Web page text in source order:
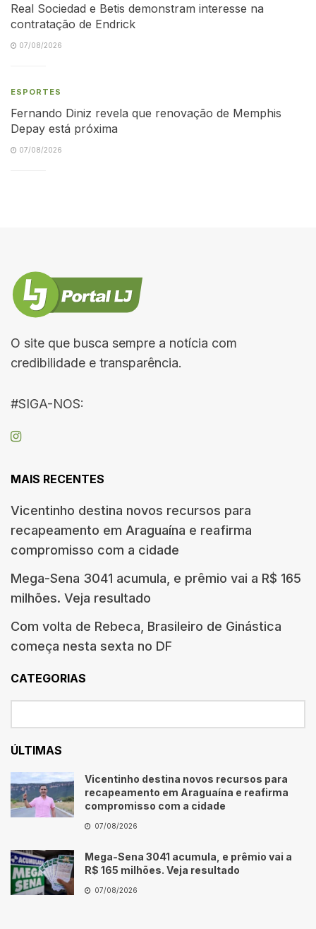
Real Sociedad e Betis demonstram interesse na
contratação de Endrick
07/08/2026
ESPORTES
Fernando Diniz revela que renovação de Memphis
Depay está próxima
07/08/2026
O site que busca sempre a notícia com
credibilidade e transparência.
#SIGA-NOS:
MAIS RECENTES
Vicentinho destina novos recursos para
recapeamento em Araguaína e reafirma
compromisso com a cidade
Mega-Sena 3041 acumula, e prêmio vai a R$ 165
milhões. Veja resultado
Com volta de Rebeca, Brasileiro de Ginástica
começa nesta sexta no DF
CATEGORIAS
ÚLTIMAS
Vicentinho destina novos recursos para
recapeamento em Araguaína e reafirma
compromisso com a cidade
07/08/2026
Mega-Sena 3041 acumula, e prêmio vai a
R$ 165 milhões. Veja resultado
07/08/2026